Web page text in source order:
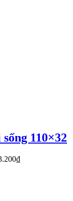
110×32
₫